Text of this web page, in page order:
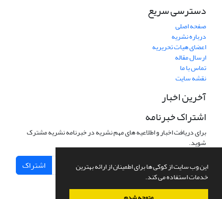
این وب سایت از کوکی ها برای اطمینان از ارائه بهترین
خدمات استفاده می کند.
دسترسی سریع
صفحه اصلی
درباره نشریه
اعضای هیات تحریریه
ارسال مقاله
تماس با ما
نقشه سایت
آخرین اخبار
اشتراک خبرنامه
برای دریافت اخبار و اطلاعیه های مهم نشریه در خبرنامه نشریه مشترک
شوید.
اشتراک